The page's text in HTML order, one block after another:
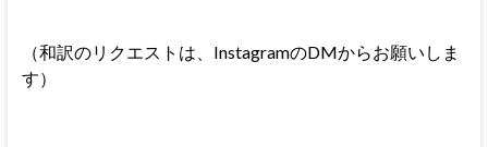
（和訳のリクエストは、InstagramのDMからお願いしま
す）